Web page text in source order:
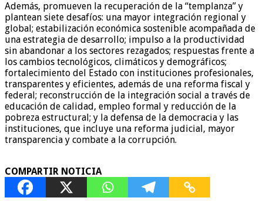
Además, promueven la recuperación de la “templanza” y
plantean siete desafíos: una mayor integración regional y
global; estabilización económica sostenible acompañada de
una estrategia de desarrollo; impulso a la productividad
sin abandonar a los sectores rezagados; respuestas frente a
los cambios tecnológicos, climáticos y demográficos;
fortalecimiento del Estado con instituciones profesionales,
transparentes y eficientes, además de una reforma fiscal y
federal; reconstrucción de la integración social a través de
educación de calidad, empleo formal y reducción de la
pobreza estructural; y la defensa de la democracia y las
instituciones, que incluye una reforma judicial, mayor
transparencia y combate a la corrupción.
COMPARTIR NOTICIA